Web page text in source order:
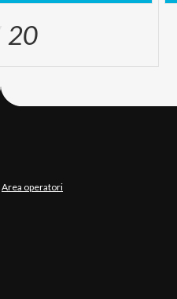
20
Area operatori